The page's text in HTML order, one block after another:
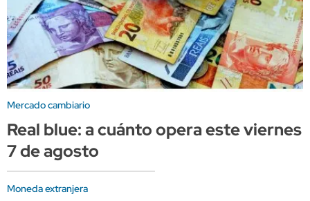
Mercado cambiario
Real blue: a cuánto opera este viernes
7 de agosto
Moneda extranjera